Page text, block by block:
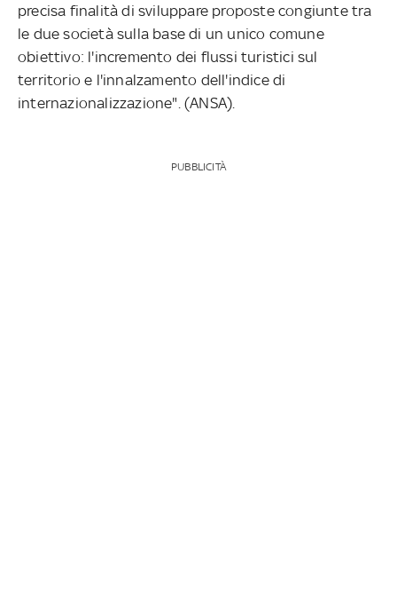
precisa finalità di sviluppare proposte congiunte tra
le due società sulla base di un unico comune
obiettivo: l'incremento dei flussi turistici sul
territorio e l'innalzamento dell'indice di
internazionalizzazione". (ANSA).
PUBBLICITÀ